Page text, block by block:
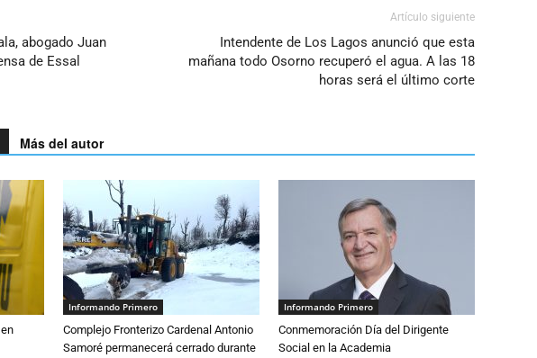
abogado Juan
de Essal
Artículo siguiente
Intendente de Los Lagos anunció que esta
mañana todo Osorno recuperó el agua. A las 18
horas será el último corte
Más del autor
Informando Primero
Complejo Fronterizo Cardenal Antonio
Samoré permanecerá cerrado durante
Informando Primero
Conmemoración Día del Dirigente
Social en la Academia